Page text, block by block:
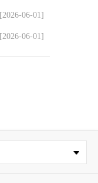
[2026-06-01]
[2026-06-01]